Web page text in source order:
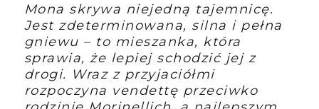
Mona skrywa niejedną tajemnicę.
Jest zdeterminowana, silna i pełna
gniewu – to mieszanka, która
sprawia, że lepiej schodzić jej z
drogi. Wraz z przyjaciółmi
rozpoczyna vendettę przeciwko